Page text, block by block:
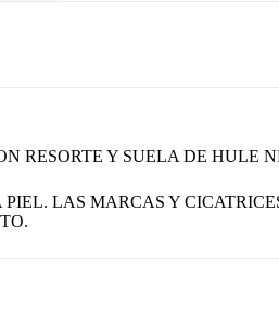
RESORTE Y SUELA DE HULE
LAS MARCAS Y